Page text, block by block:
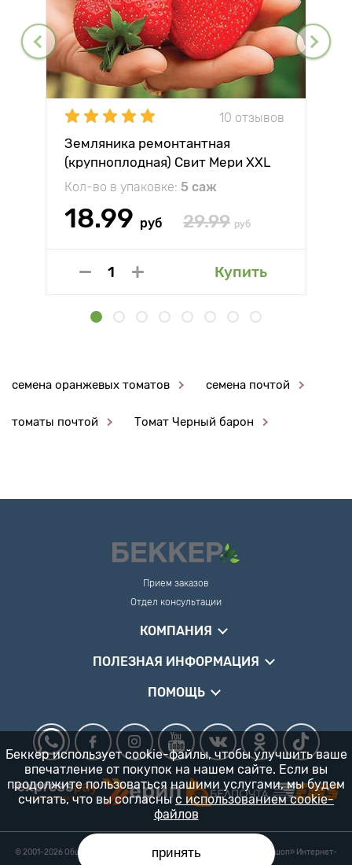
10 отзывов
Земляника ремонтантная
(крупноплодная) Свит Мери XXL
Кол-во в упаковке: 5 саж
18.99 руб 29.99 руб
Купить
семена оранжевых томатов семена почтой
томаты почтой Томат Черный барон
Прием заказов
Отдел консультации
КОМПАНИЯ
ПОЛЕЗНАЯ ИНФОРМАЦИЯ
ПОМОЩЬ
© 2001-2026 Общество с ограниченной ответственностью «Гарденшоп» Интернет-
магазин «БЕККЕР™» 24/7
Беккер использует cookie-файлы, чтобы улучшить ваше
впечатление от покупок на нашем сайте. Если вы
продолжите пользоваться нашими услугами, мы будем
считать, что вы согласны с использованием cookie-
файлов
принять